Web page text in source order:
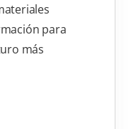
para
más